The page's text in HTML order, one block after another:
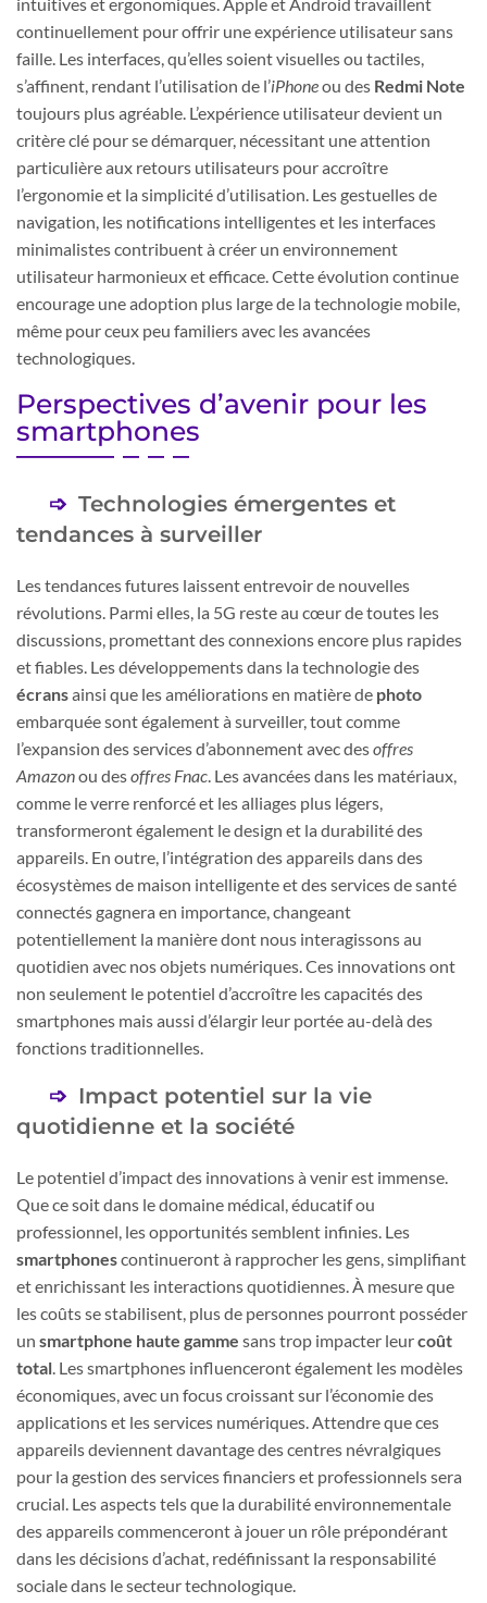
continuellement pour offrir une expérience utilisateur sans
faille. Les interfaces, qu’elles soient visuelles ou tactiles,
s’affinent, rendant l’utilisation de l’iPhoneou des Redmi Note
toujours plus agréable. L’expérience utilisateur devient un
critère clé pour se démarquer, nécessitant une attention
particulière aux retours utilisateurs pour accroître
l’ergonomie et la simplicité d’utilisation. Les gestuelles de
navigation, les notifications intelligentes et les interfaces
minimalistes contribuent à créer un environnement
utilisateur harmonieux et efficace. Cette évolution continue
encourage une adoption plus large de la technologie mobile,
même pour ceux peu familiers avec les avancées
technologiques.
Perspectives d’avenir pour les
smartphones
Technologies émergentes et
tendances à surveiller
Les tendances futures laissent entrevoir de nouvelles
révolutions. Parmi elles, la 5G reste au cœur de toutes les
discussions, promettant des connexions encore plus rapides
et fiables. Les développements dans la technologie des
écransainsi que les améliorations en matière de photo
embarquée sont également à surveiller, tout comme
l’expansion des services d’abonnement avec desoffres
Amazonou desoffres Fnac. Les avancées dans les matériaux,
comme le verre renforcé et les alliages plus légers,
transformeront également le design et la durabilité des
appareils. En outre, l’intégration des appareils dans des
écosystèmes de maison intelligente et des services de santé
connectés gagnera en importance, changeant
potentiellement la manière dont nous interagissons au
quotidien avec nos objets numériques. Ces innovations ont
non seulement le potentiel d’accroître les capacités des
smartphones mais aussi d’élargir leur portée au-delà des
fonctions traditionnelles.
Impact potentiel sur la vie
quotidienne et la société
Le potentiel d’impact des innovations à venir est immense.
Que ce soit dans le domaine médical, éducatif ou
professionnel, les opportunités semblent infinies. Les
smartphonescontinueront à rapprocher les gens, simplifiant
et enrichissant les interactions quotidiennes. À mesure que
les coûts se stabilisent, plus de personnes pourront posséder
un smartphone haute gamme sans trop impacter leurcoût
total. Les smartphones influenceront également les modèles
économiques, avec un focus croissant sur l’économie des
applications et les services numériques. Attendre que ces
appareils deviennent davantage des centres névralgiques
pour la gestion des services financiers et professionnels sera
crucial. Les aspects tels que la durabilité environnementale
des appareils commenceront à jouer un rôle prépondérant
dans les décisions d’achat, redéfinissant la responsabilité
sociale dans le secteur technologique.